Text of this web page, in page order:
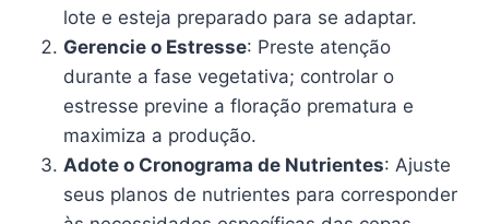
lote e esteja preparado para se adaptar.
Gerencie o Estresse: Preste atenção
durante a fase vegetativa; controlar o
estresse previne a floração prematura e
maximiza a produção.
Adote o Cronograma de Nutrientes: Ajuste
seus planos de nutrientes para corresponder